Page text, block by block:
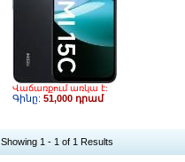
Վաճառքում առկա է:
Գինը: 51,000 դրամ
Showing 1 - 1 of 1 Results